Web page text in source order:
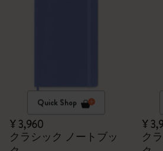
Quick Shop
¥ 3,960
クラシック ノートブッ
¥
ク